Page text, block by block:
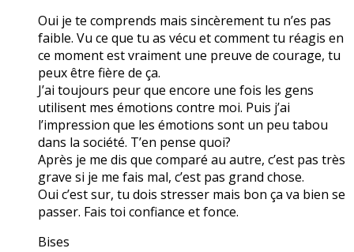
Oui je te comprends mais sincèrement tu n’es pas
faible. Vu ce que tu as vécu et comment tu réagis en
ce moment est vraiment une preuve de courage, tu
peux être fière de ça.
J’ai toujours peur que encore une fois les gens
utilisent mes émotions contre moi. Puis j’ai
l’impression que les émotions sont un peu tabou
dans la société. T’en pense quoi?
Après je me dis que comparé au autre, c’est pas très
grave si je me fais mal, c’est pas grand chose.
Oui c’est sur, tu dois stresser mais bon ça va bien se
passer. Fais toi confiance et fonce.
Bises